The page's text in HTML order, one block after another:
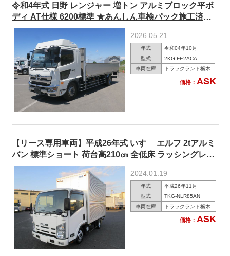
令和4年式 日野 レンジャー 増トン アルミブロック平ボ
ディ AT仕様 6200標準 ★あんしん車検パック施工済
み！★
2026.05.21
年式
令和04年10月
型式
2KG-FE2ACA
車両在庫
トラックランド栃木
価格： ASK
【リース専用車両】平成26年式 いすゞ エルフ 2tアルミ
バン 標準ショート 荷台高210㎝ 全低床 ラッシングレー
ル5段 150馬力【準中型(5t限定)免許対応 ※旧普通免許
2024.01.19
年式
平成26年11月
型式
TKG-NLR85AN
車両在庫
トラックランド栃木
価格： ASK